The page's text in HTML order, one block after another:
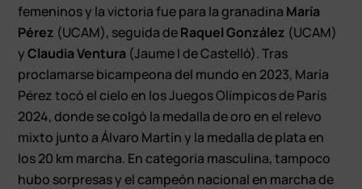
femeninos y la victoria fue para la granadina María
Pérez (UCAM), seguida deRaquel González (UCAM)
yClaudia Ventura (Jaume I de Castelló). Tras
proclamarse bicampeona del mundo en 2023, María
Pérez tocó el cielo en los Juegos Olímpicos de París
2024, donde se colgó la medalla de oro en el relevo
mixto junto a Álvaro Martín y la medalla de plata en
los 20 km marcha. En categoría masculina, tampoco
hubo sorpresas y el campeón nacional en marcha de